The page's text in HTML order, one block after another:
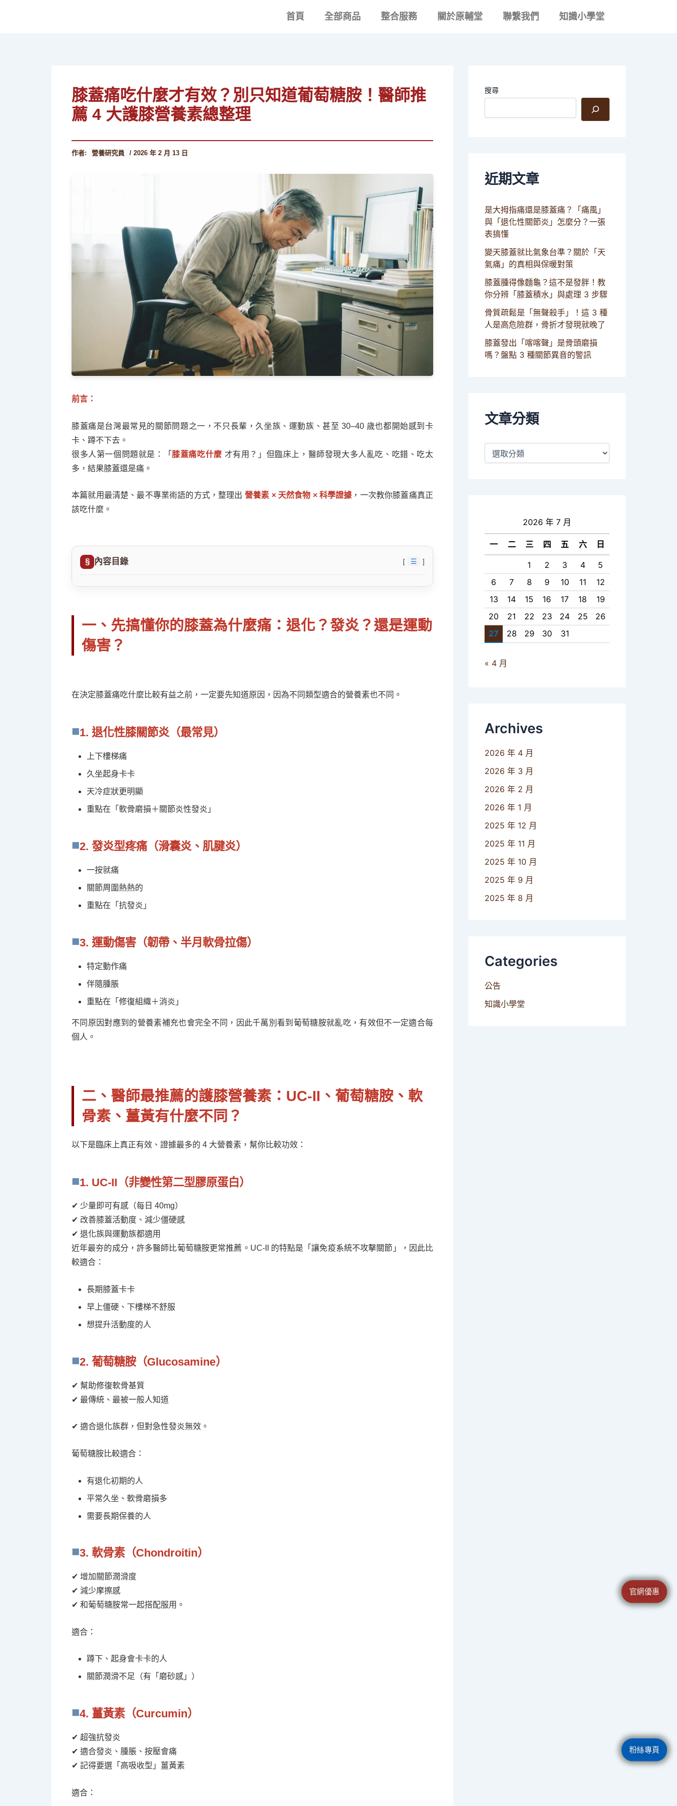
首頁 全部商品 整合服務 關於原輔堂 聯繫我們 知識小學堂
膝蓋痛吃什麼才有效？別只知道葡萄糖胺！醫師推
薦 4 大護膝營養素總整理
作者: 營養研究員 / 2026 年 2 月 13 日
前言：
膝蓋痛是台灣最常見的關節問題之一，不只長輩，久坐族、運動族、甚至 30–40 歲也都開始感到卡
卡、蹲不下去。
很多人第一個問題就是：「 膝蓋痛吃什麼 才有用？」但臨床上，醫師發現大多人亂吃、吃錯、吃太
多，結果膝蓋還是痛。
本篇就用最清楚、最不專業術語的方式，整理出 營養素 × 天然食物 × 科學證據 ，一次教你膝蓋痛真正
該吃什麼。
內容目錄 ☰
一、先搞懂你的膝蓋為什麼痛：退化？發炎？還是運動
傷害？
在決定膝蓋痛吃什麼比較有益之前，一定要先知道原因，因為不同類型適合的營養素也不同。
1. 退化性膝關節炎（最常見）
上下樓梯痛
久坐起身卡卡
天冷症狀更明顯
重點在「軟骨磨損＋關節炎性發炎」
2. 發炎型疼痛（滑囊炎、肌腱炎）
一按就痛
關節周圍熱熱的
重點在「抗發炎」
3. 運動傷害（韌帶、半月軟骨拉傷）
特定動作痛
伴隨腫脹
重點在「修復組織＋消炎」
不同原因對應到的營養素補充也會完全不同，因此千萬別看到葡萄糖胺就亂吃，有效但不一定適合每
個人。
二、醫師最推薦的護膝營養素：UC-II、葡萄糖胺、軟
骨素、薑黃有什麼不同？
以下是臨床上真正有效、證據最多的 4 大營養素，幫你比較功效：
1. UC-II（非變性第二型膠原蛋白）
✔ 少量即可有感（每日 40mg）
✔ 改善膝蓋活動度、減少僵硬感
✔ 退化族與運動族都適用
近年最夯的成分，許多醫師比葡萄糖胺更常推薦。UC-II 的特點是「讓免疫系統不攻擊關節」，因此比
較適合：
長期膝蓋卡卡
早上僵硬、下樓梯不舒服
想提升活動度的人
2. 葡萄糖胺（Glucosamine）
✔ 幫助修復軟骨基質
✔ 最傳統、最被一般人知道
✔ 適合退化族群，但對急性發炎無效。
葡萄糖胺比較適合：
有退化初期的人
平常久坐、軟骨磨損多
需要長期保養的人
3. 軟骨素（Chondroitin）
✔ 增加關節潤滑度
✔ 減少摩擦感
✔ 和葡萄糖胺常一起搭配服用。
適合：
蹲下、起身會卡卡的人
關節潤滑不足（有「磨砂感」）
4. 薑黃素（Curcumin）
✔ 超強抗發炎
✔ 適合發炎、腫脹、按壓會痛
✔ 記得要選「高吸收型」薑黃素
適合：
搜尋
近期文章
是大拇指痛還是膝蓋痛？「痛風」
與「退化性關節炎」怎麼分？一張
表搞懂
變天膝蓋就比氣象台準？關於「天
氣痛」的真相與保暖對策
膝蓋腫得像麵龜？這不是發胖！教
你分辨「膝蓋積水」與處理 3 步驟
骨質疏鬆是「無聲殺手」！這 3 種
人是高危險群，骨折才發現就晚了
膝蓋發出「喀喀聲」是骨頭磨損
嗎？盤點 3 種關節異音的警訊
文章分類
2026 年 7 月
一 二 三 四 五 六 日
1 2 3 4
5
6
7 8 9 10 11
12
13
14 15 16 17 18
19
20
21 22 23 24 25
26
27
28 29 30 31
« 4 月
Archives
2026 年 4 月
2026 年 3 月
2026 年 2 月
2026 年 1 月
2025 年 12 月
2025 年 11 月
2025 年 10 月
2025 年 9 月
2025 年 8 月
Categories
公告
知識小學堂
官網優惠
粉絲專頁